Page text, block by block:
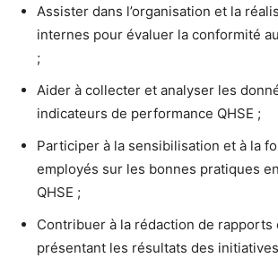
Assister dans l’organisation et la
internes pour évaluer la conformité
;
Aider à collecter et analyser les
indicateurs de performance QHSE ;
Participer à la sensibilisation et à la
employés sur les bonnes pratiques
QHSE ;
Contribuer à la rédaction de rapports
présentant les résultats des initiatives